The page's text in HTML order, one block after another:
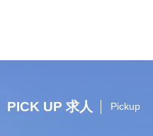
PICK UP 求人 Pickup